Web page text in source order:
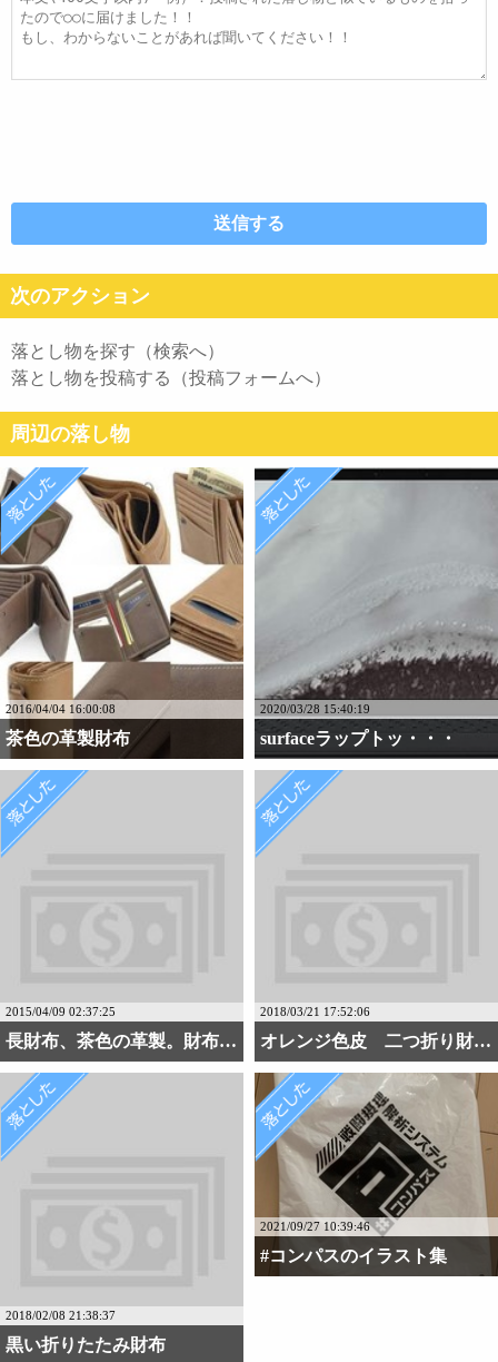
文
次のアクション
落とし物を探す（検索へ）
落とし物を投稿する（投稿フォームへ）
周辺の落し物
2016/04/04 16:00:08
茶色の革製財布
2020/03/28 15:40:19
surfaceラップトッ・・・
2015/04/09 02:37:25
長財布、茶色の革製。財布・・・
2018/03/21 17:52:06
オレンジ色皮 二つ折り財布
2018/02/08 21:38:37
黒い折りたたみ財布
2021/09/27 10:39:46
#コンパスのイラスト集